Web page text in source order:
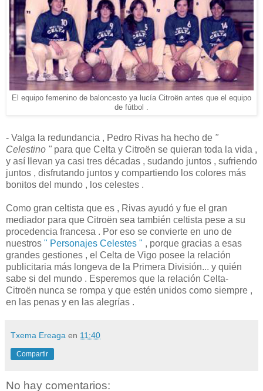
El equipo femenino de baloncesto ya lucía Citroën antes que el equipo
de fútbol .
- Valga la redundancia , Pedro Rivas ha hecho de "
Celestino " para que Celta y Citroën se quieran toda la vida ,
y así llevan ya casi tres décadas , sudando juntos , sufriendo
juntos , disfrutando juntos y compartiendo los colores más
bonitos del mundo , los celestes .
Como gran celtista que es , Rivas ayudó y fue el gran
mediador para que Citroën sea también celtista pese a su
procedencia francesa . Por eso se convierte en uno de
nuestros " Personajes Celestes " , porque gracias a esas
grandes gestiones , el Celta de Vigo posee la relación
publicitaria más longeva de la Primera División... y quién
sabe si del mundo . Esperemos que la relación Celta-
Citroën nunca se rompa y que estén unidos como siempre ,
en las penas y en las alegrías .
Txema Ereaga en 11:40
Compartir
No hay comentarios: